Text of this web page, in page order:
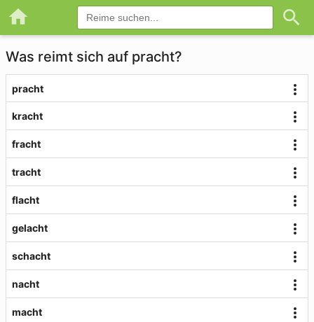
Was reimt sich auf pracht?
pracht
kracht
fracht
tracht
flacht
gelacht
schacht
nacht
macht